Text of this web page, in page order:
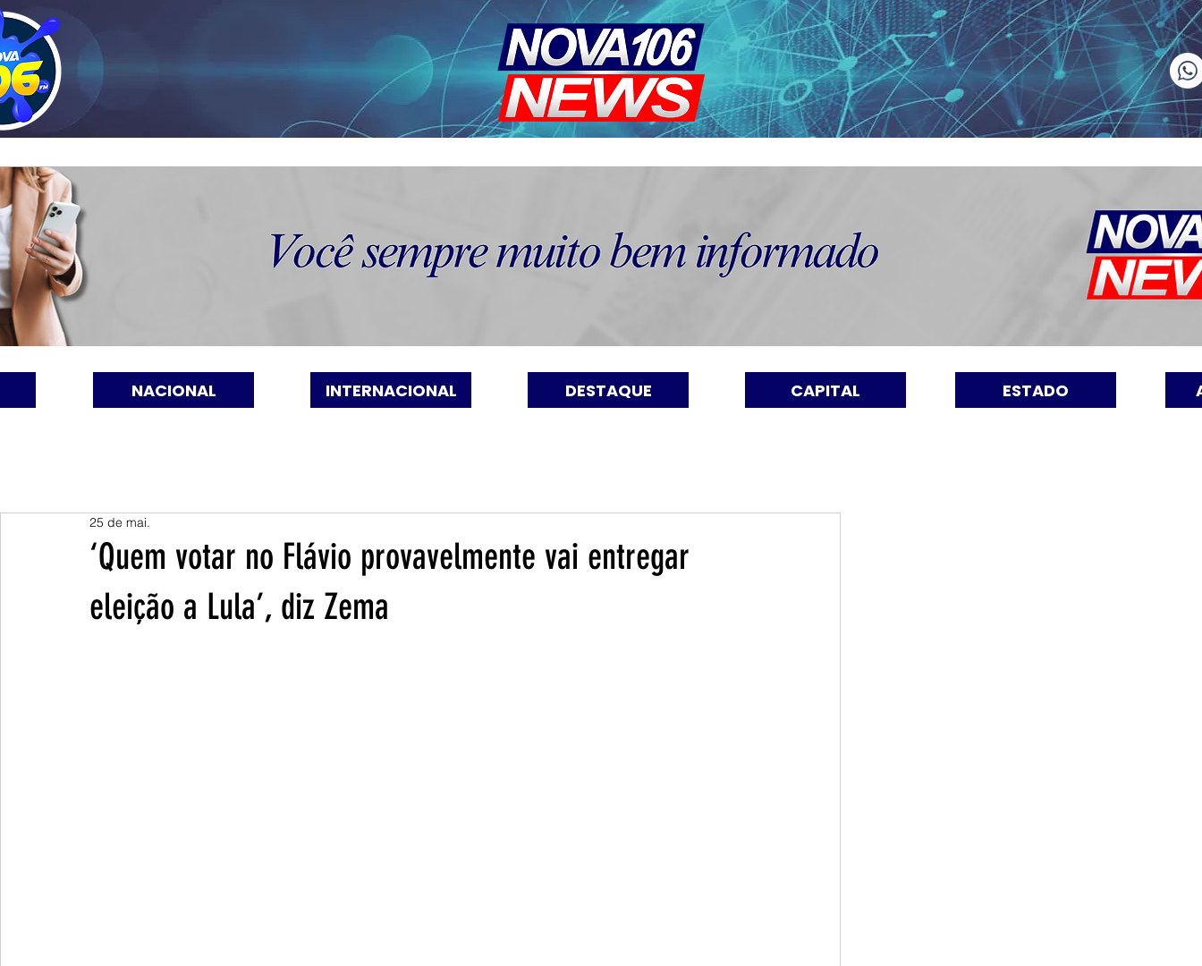
NACIONAL INTERNACIONAL DESTAQUE CAPITAL ESTADO
‘Quem votar no Flávio provavelmente vai entregar
eleição a Lula’, diz Zema
25 de mai.